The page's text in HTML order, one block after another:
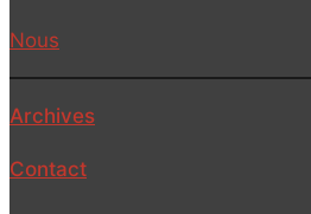
Nous
Archives
Contact